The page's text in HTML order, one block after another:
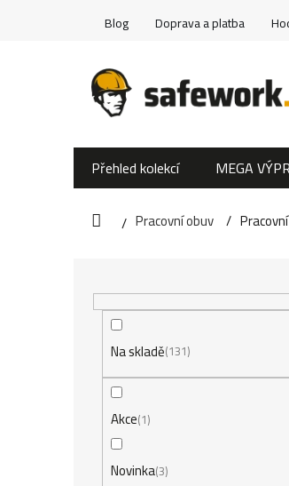
Blog Doprava a platba
Přehled kolekcí MEGA
DomůPracovní obuv
Na skladě 131
Akce 1
Novinka3